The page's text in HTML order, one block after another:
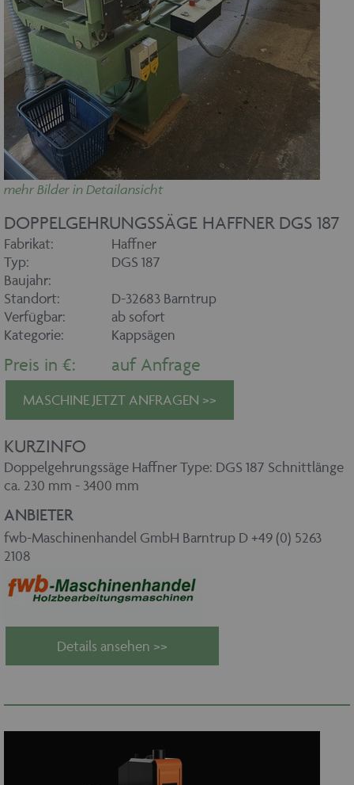
mehr Bilder in Detailansicht
DOPPELGEHRUNGSSÄGE HAFFNER DGS 187
Fabrikat:
Haffner
Typ:
DGS 187
Baujahr:
Standort:
D-32683 Barntrup
Verfügbar:
ab sofort
Kategorie:
Kappsägen
Preis in €: auf Anfrage
MASCHINE JETZT ANFRAGEN >>
KURZINFO
Doppelgehrungssäge Haffner Type: DGS 187 Schnittlänge
ca. 230 mm - 3400 mm
ANBIETER
fwb-Maschinenhandel GmbH Barntrup D +49 (0) 5263
2108
Details ansehen >>